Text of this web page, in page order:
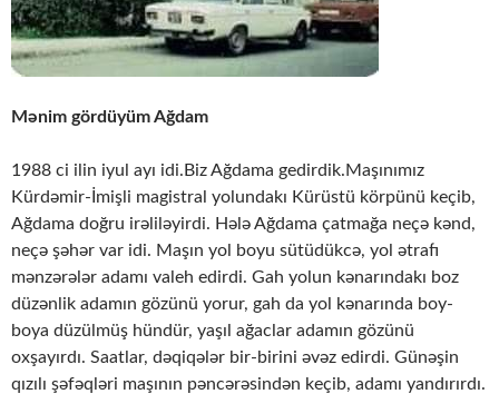
Mənim gördüyüm Ağdam
1988 ci ilin iyul ayı idi.Biz Ağdama gedirdik.Maşınımız
Kürdəmir-İmişli magistral yolundakı Kürüstü körpünü keçib,
Ağdama doğru irəliləyirdi. Hələ Ağdama çatmağa neçə kənd,
neçə şəhər var idi. Maşın yol boyu sütüdükcə, yol ətrafı
mənzərələr adamı valeh edirdi. Gah yolun kənarındakı boz
düzənlik adamın gözünü yorur, gah da yol kənarında boy-
boya düzülmüş hündür, yaşıl ağaclar adamın gözünü
oxşayırdı. Saatlar, dəqiqələr bir-birini əvəz edirdi. Günəşin
qızılı şəfəqləri maşının pəncərəsindən keçib, adamı yandırırdı.